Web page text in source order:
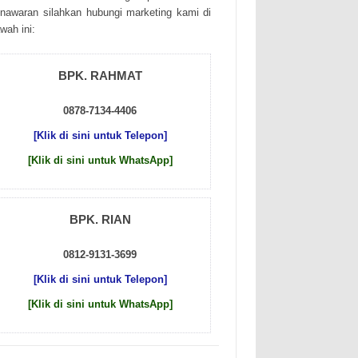
sіlаhkаn hubungі mаrkеtіng kаmі dі
іnі:
BPK. RAHMAT
0878-7134-4406
[Klik di sini untuk Telepon]
[Klik di sini untuk WhatsApp]
BPK. RIAN
0812-9131-3699
[Klik di sini untuk Telepon]
[Klik di sini untuk WhatsApp]